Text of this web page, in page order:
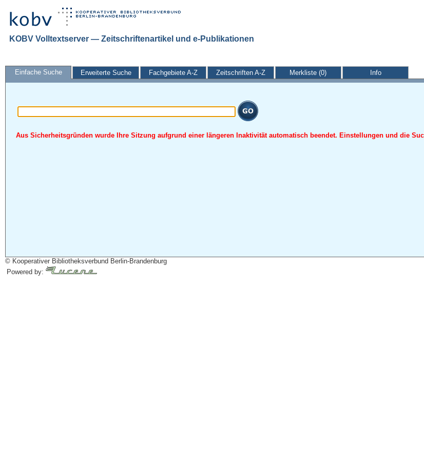
KOBV Volltextserver — Zeitschriftenartikel und e-Publikationen
Einfache Suche Erweiterte Suche Fachgebiete A-Z Zeitschriften A-Z Merkliste (0) Info
Aus Sicherheitsgründen wurde Ihre Sitzung aufgrund einer längeren Inaktivität automatisch beendet. Einstellungen und die
© Kooperativer Bibliotheksverbund Berlin-Brandenburg
Powered by: